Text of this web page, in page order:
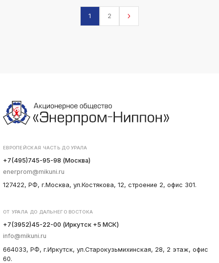
1 2
ЕВРОПЕЙСКАЯ ЧАСТЬ ДО УРАЛА
+7(495)745-95-98 (Москва)
enerprom@mikuni.ru
127422, РФ, г.Москва, ул.Костякова, 12, строение 2, офис 301.
ОТ УРАЛА ДО ДАЛЬНЕГО ВОСТОКА
+7(3952)45-22-00 (Иркутск +5 МСК)
info@mikuni.ru
664033, РФ, г.Иркутск, ул.Старокузьмихинская, 28, 2 этаж, офис
60.